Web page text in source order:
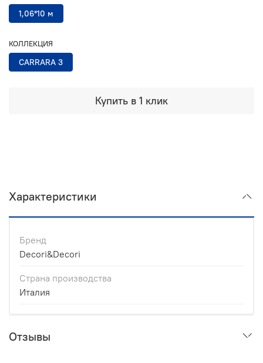
Купить в 1 клик
1,06*10 м
КОЛЛЕКЦИЯ
CARRARA 3
Характеристики
Бренд
Decori&Decori
Страна производства
Италия
Отзывы